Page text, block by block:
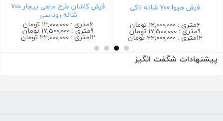
فرش هیوا ۷۰۰ شانه لاکی
6متری : 12,000,000 تومان
9متری : 17,500,000 تومان
12متری : 22,000,000 تومان
فرش کاشان طرح ماهی بیجار ۷۰۰
شانه روناسی
6متری : 12,000,000 تومان
9متری : 17,500,000 تومان
12متری : 22,000,000 تومان
پیشنهادات شگفت انگیز